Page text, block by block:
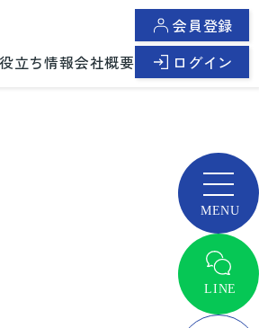
立ち情報会社概要
会員登録
ログイン